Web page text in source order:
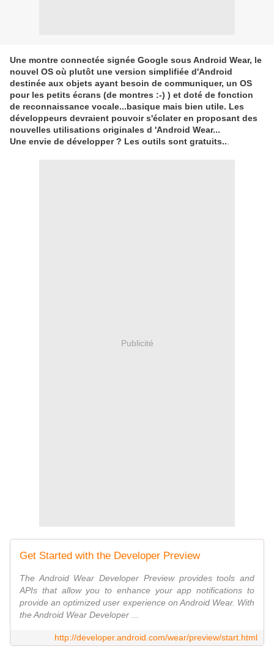
Une montre connectée signée Google sous Android Wear, le
nouvel OS où plutôt une version simplifiée d'Android
destinée aux objets ayant besoin de communiquer, un OS
pour les petits écrans (de montres :-) ) et doté de fonction
de reconnaissance vocale...basique mais bien utile. Les
développeurs devraient pouvoir s'éclater en proposant des
nouvelles utilisations originales d 'Android Wear...
Une envie de développer ? Les outils sont gratuits..
Publicité
Get Started with the Developer Preview
The Android Wear Developer Preview provides tools and
APIs that allow you to enhance your app notifications to
provide an optimized user experience on Android Wear. With
the Android Wear Developer ...
http://developer.android.com/wear/preview/start.html